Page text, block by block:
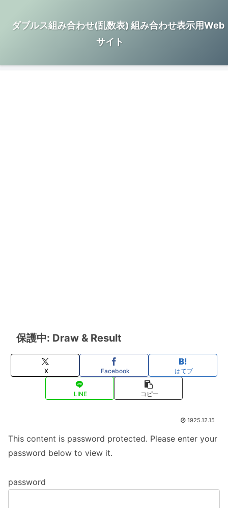
ダブルス組み合わせ(乱数表) 組み合わせ表示用Web
サイト
保護中: Draw & Result
X Facebook はてブ
LINE コピー
1925.12.15
This content is password protected. Please enter your
password below to view it.
password